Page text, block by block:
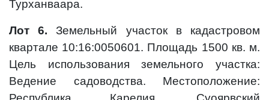
Турханваара.
Лот 6. Земельный участок в кадастровом
квартале 10:16:0050601. Площадь 1500 кв. м.
Цель использования земельного участка:
Ведение садоводства. Местоположение: